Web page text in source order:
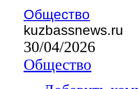
Общество
kuzbassnews.ru
30/04/2026
Общество